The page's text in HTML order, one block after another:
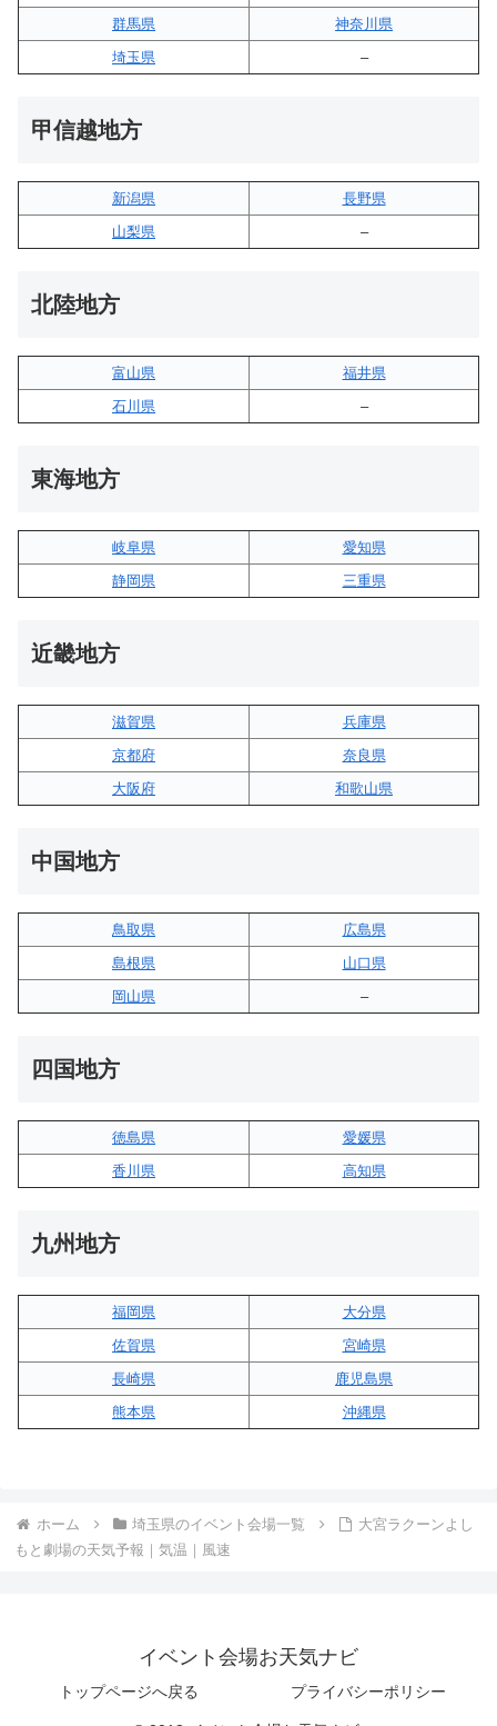
群馬県
神奈川県
埼玉県
–
甲信越地方
新潟県
長野県
山梨県
–
北陸地方
富山県
福井県
石川県
–
東海地方
岐阜県
愛知県
静岡県
三重県
近畿地方
滋賀県
兵庫県
京都府
奈良県
大阪府
和歌山県
中国地方
鳥取県
広島県
島根県
山口県
岡山県
–
四国地方
徳島県
愛媛県
香川県
高知県
九州地方
福岡県
大分県
佐賀県
宮崎県
長崎県
鹿児島県
熊本県
沖縄県
ホーム 埼玉県のイベント会場一覧
大宮ラクーンよし
もと劇場の天気予報｜気温｜風速
イベント会場お天気ナビ
トップページへ戻る プライバシーポリシー